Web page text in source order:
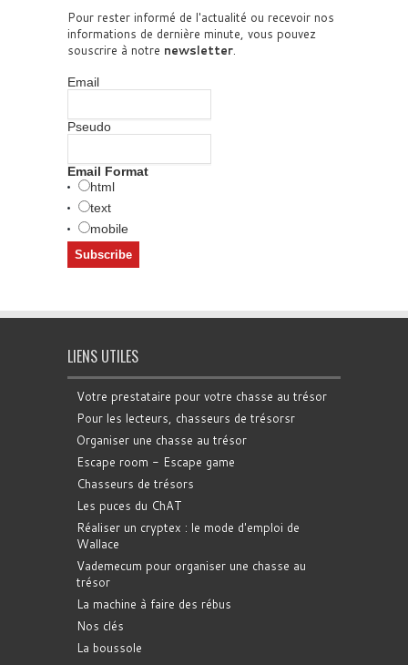
Pour rester informé de l'actualité ou recevoir nos
informations de dernière minute, vous pouvez
souscrire à notre newsletter.
Email
Pseudo
Email Format
html
text
mobile
LIENS UTILES
Votre prestataire pour votre chasse au trésor
Pour les lecteurs, chasseurs de trésorsr
Organiser une chasse au trésor
Escape room - Escape game
Chasseurs de trésors
Les puces du ChAT
Réaliser un cryptex : le mode d'emploi de
Wallace
Vademecum pour organiser une chasse au
trésor
La machine à faire des rébus
Nos clés
La boussole